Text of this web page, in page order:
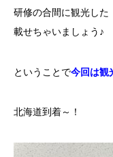
研修の合間に観光した
載せちゃいましょう♪
ということで今回は観
北海道到着～！